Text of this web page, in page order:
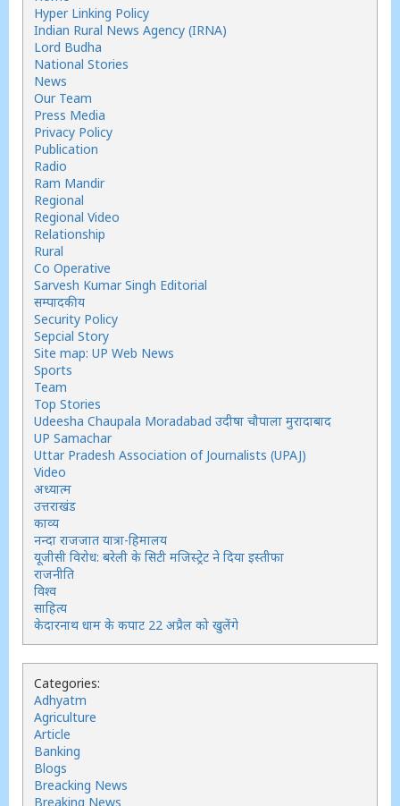
Hyper Linking Policy
Indian Rural News Agency (IRNA)
Lord Budha
National Stories
News
Our Team
Press Media
Privacy Policy
Publication
Radio
Ram Mandir
Regional
Regional Video
Relationship
Rural
Co Operative
Sarvesh Kumar Singh Editorial
सम्पादकीय
Security Policy
Sepcial Story
Site map: UP Web News
Sports
Team
Top Stories
Udeesha Chaupala Moradabad उदीषा चौपाला मुरादाबाद
UP Samachar
Uttar Pradesh Association of Journalists (UPAJ)
Video
अध्यात्म
उत्तराखंड
काव्य
नन्दा राजजात यात्रा-हिमालय
यूजीसी विरोध: बरेली के सिटी मजिस्ट्रेट ने दिया इस्तीफा
राजनीति
विश्व
साहित्य
केदारनाथ धाम के कपाट 22 अप्रैल को खुलेंगे
Categories:
Adhyatm
Agriculture
Article
Banking
Blogs
Breacking News
Breaking News